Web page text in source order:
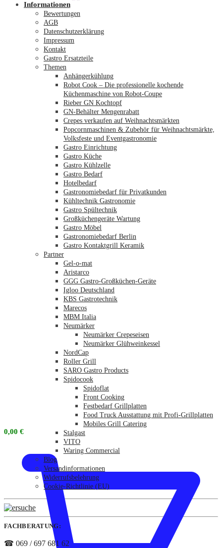
Mein Konto
0,00 €
Informationen
Bewertungen
AGB
Datenschutzerklärung
Impressum
Kontakt
Gastro Ersatzteile
Themen
Anhängerkühlung
Robot Cook – Die professionelle kochende
Küchenmaschine von Robot-Coupe
Rieber GN Kochtopf
GN-Behälter Mengenrabatt
Crepes verkaufen auf Weihnachtsmärkten
Popcornmaschinen & Zubehör für Weihnachtsmärkte,
Volksfeste und Eventgastronomie
Gastro Einrichtung
Gastro Küche
Gastro Kühlzelle
Gastro Bedarf
Hotelbedarf
Gastronomiebedarf für Privatkunden
Kühltechnik Gastronomie
Gastro Spültechnik
Großküchengeräte Wartung
Gastro Möbel
Gastronomiebedarf Berlin
Gastro Kontaktgrill Keramik
Partner
Gel-o-mat
Aristarco
GGG Gastro-Großküchen-Geräte
Igloo Deutschland
KBS Gastrotechnik
Marecos
MBM Italia
Neumärker
Neumärker Crepeseisen
Neumärker Glühweinkessel
NordCap
Roller Grill
SARO Gastro Products
Spidocook
Spidoflat
Front Cooking
Festbedarf Grillplatten
Food Truck Ausstattung mit Profi-Grillplatten
Mobiles Grill Catering
Stalgast
VITO
Waring Commercial
Blog
Versandinformationen
Widerrufsbelehrung
Cookie-Richtlinie (EU)
FACHBERATUNG:
☎ 069 / 697 681 62